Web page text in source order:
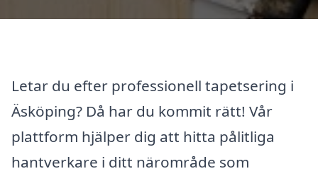
Letar du efter professionell tapetsering i
Äsköping? Då har du kommit rätt! Vår
plattform hjälper dig att hitta pålitliga
hantverkare i ditt närområde som